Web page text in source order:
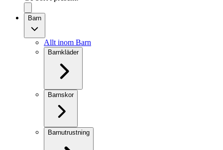
Barn
Allt inom Barn
Barnkläder
Barnskor
Barnutrustning